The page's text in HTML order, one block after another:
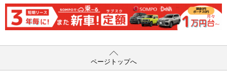
ページトップへ